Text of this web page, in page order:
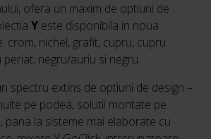
ofera un maxim de optiuni de
Y este disponibila in noua
crom, nichel, grafit, cupru, cupru
negru/auriu si negru.
spectru extins de optiuni de design –
pe podea, solutii montate pe
pana la sisteme mai elaborate cu